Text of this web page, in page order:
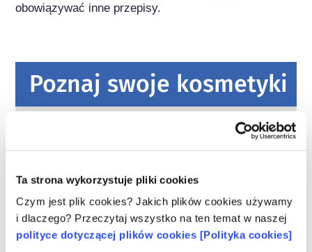
Ta strona wykorzystuje pliki cookies
Czym jest plik cookies? Jakich plików cookies używamy
i dlaczego? Przeczytaj wszystko na ten temat w naszej
polityce dotyczącej plików cookies [Polityka cookies]
obowiązywać inne przepisy.
Poznaj swoje kosmetyki
bezpieczeństwo kosmetyków w Europie?
kosmetyczne i higieny osobistej sprzedawane
w Unii Europejskiej były bezpieczne. Firmy
oraz krajowe i europejskie organy regulacyjne
wspólnie ponoszą odpowiedzialność za
bezpieczeństwo produktów kosmetycznych.
czytaj więcej
Co należy wiedzieć o substancjach
zaburzających gospodarkę hormonalną